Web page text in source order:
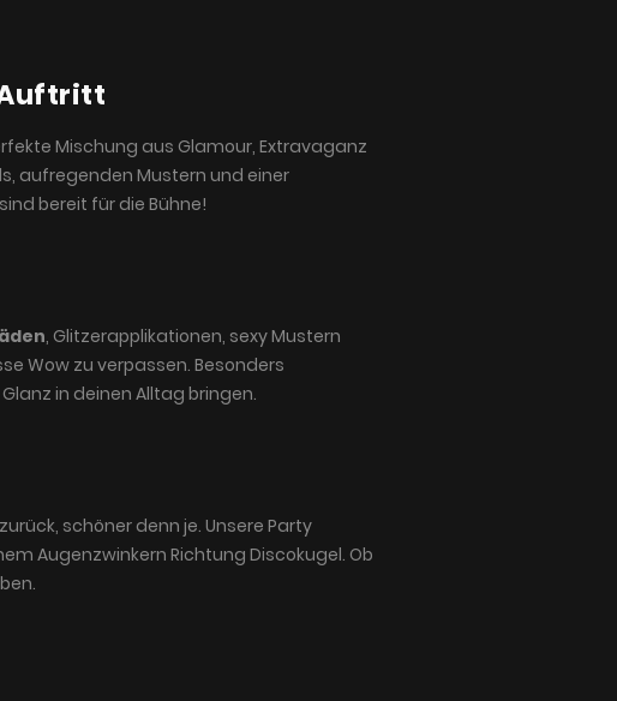
Mischung aus Glamour, Extravaganz
aufregenden Mustern und einer
bereit für die Bühne!
, Glitzerapplikationen, sexy Mustern
Wow zu verpassen. Besonders
in deinen Alltag bringen.
schöner denn je. Unsere Party
Augenzwinkern Richtung Discokugel. Ob